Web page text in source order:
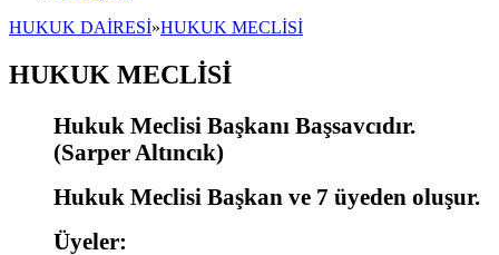
HUKUK DAİRESİ»HUKUK MECLİSİ
HUKUK MECLİSİ
Hukuk Meclisi Başkanı Başsavcıdır.
(Sarper Altıncık)
Hukuk Meclisi Başkan ve 7 üyeden oluşur.
Üyeler: